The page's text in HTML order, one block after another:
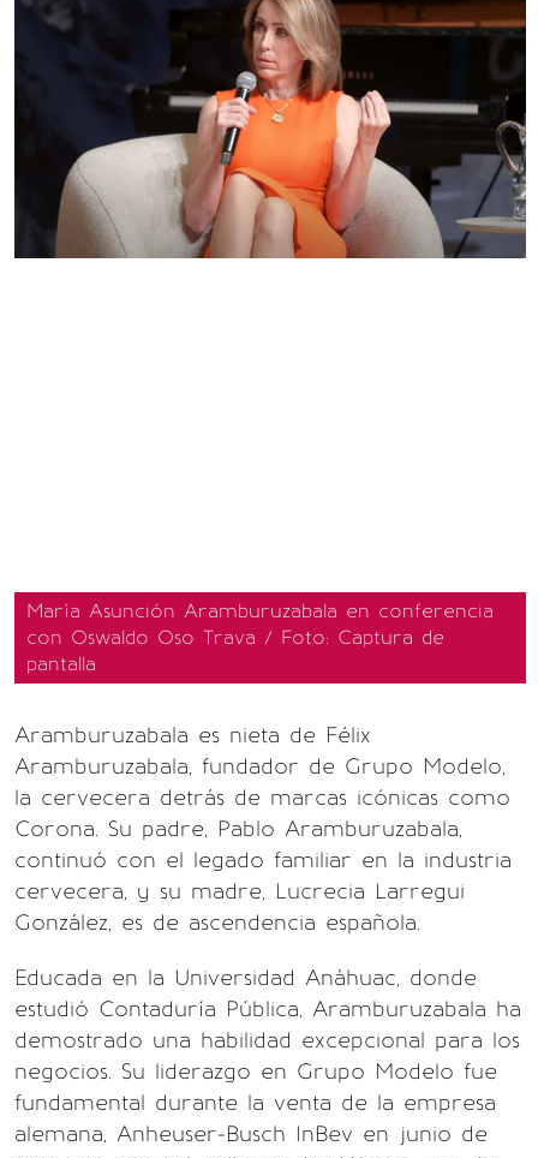
María Asunción Aramburuzabala en conferencia
con Oswaldo Oso Trava / Foto: Captura de
pantalla
Aramburuzabala es nieta de Félix
Aramburuzabala, fundador de Grupo Modelo,
la cervecera detrás de marcas icónicas como
Corona. Su padre, Pablo Aramburuzabala,
continuó con el legado familiar en la industria
cervecera, y su madre, Lucrecia Larregui
González, es de ascendencia española.
Educada en la Universidad Anáhuac, donde
estudió Contaduría Pública, Aramburuzabala ha
demostrado una habilidad excepcional para los
negocios. Su liderazgo en Grupo Modelo fue
fundamental durante la venta de la empresa
alemana, Anheuser-Busch InBev en junio de